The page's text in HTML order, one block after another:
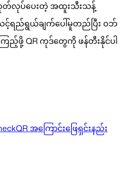
ထုတ်လုပ်ပေးတဲ့ အထူးသီးသန့်
ရည်ရွယ်ချက်ပေါ်မူတည်ပြီး ဝဘ်
ည့်ဖို့ QR ကုဒ်တွေကို ဖန်တီးနိုင်ပါ
အကြောင်းဖြေရှင်းနည်း